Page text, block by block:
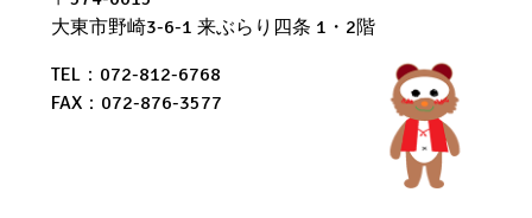
大東市野崎3-6-1 来ぶらり四条 1・2階
TEL：072-812-6768
FAX：072-876-3577